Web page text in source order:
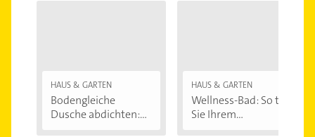
HAUS & GARTEN
Bodengleiche
Dusche abdichten:...
HAUS & GARTEN
Wellness-Bad: So tun
Sie Ihrem...